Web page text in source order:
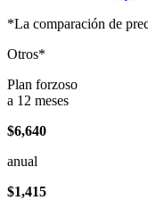
*La comparación de
Otros*
Plan forzoso
a 12 meses
$6,640
anual
$1,415